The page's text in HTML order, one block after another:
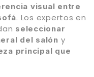
visual entre
. Los expertos en
seleccionar
del salón y
principal que